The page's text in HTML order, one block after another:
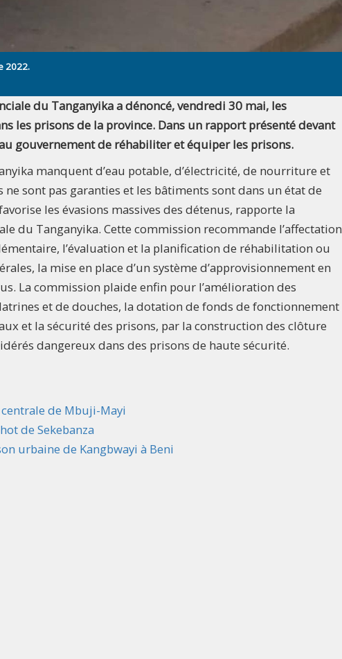
2022.
du Tanganyika a dénoncé, vendredi 30 mai, les
les prisons de la province. Dans un rapport présenté devant
gouvernement de réhabiliter et équiper les prisons.
manquent d’eau potable, d’électricité, de nourriture et
sont pas garanties et les bâtiments sont dans un état de
les évasions massives des détenus, rapporte la
du Tanganyika. Cette commission recommande l’affectation
l’évaluation et la planification de réhabilitation ou
la mise en place d’un système d’approvisionnement en
La commission plaide enfin pour l’amélioration des
et de douches, la dotation de fonds de fonctionnement
et la sécurité des prisons, par la construction des clôture
dangereux dans des prisons de haute sécurité.
de Mbuji-Mayi
de Sekebanza
urbaine de Kangbwayi à Beni